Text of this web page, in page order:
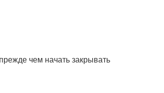
чем начать закрывать